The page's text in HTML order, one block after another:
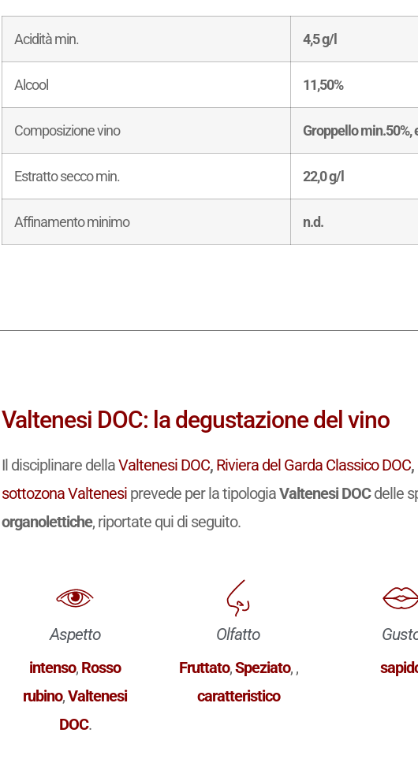
Acidità min. 4,5 g/l
Alcool 11,50%
Composizione vino Groppello min.50%,
Estratto secco min. 22,0 g/l
Affinamento minimo n.d.
Valtenesi DOC: la degustazione del vino
Il disciplinare dellaValtenesi DOC, Riviera del Garda Classico DOC,
sottozona Valtenesi prevede per la tipologiaValtenesi DOCdelle
organolettiche, riportate qui di seguito.
Aspetto
intenso, Rosso
rubino,Valtenesi
DOC.
Olfatto
Fruttato,Speziato, ,
caratteristico